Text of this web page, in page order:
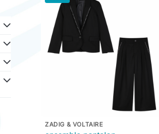
 Aperçu rapide
ZADIG & VOLTAIRE